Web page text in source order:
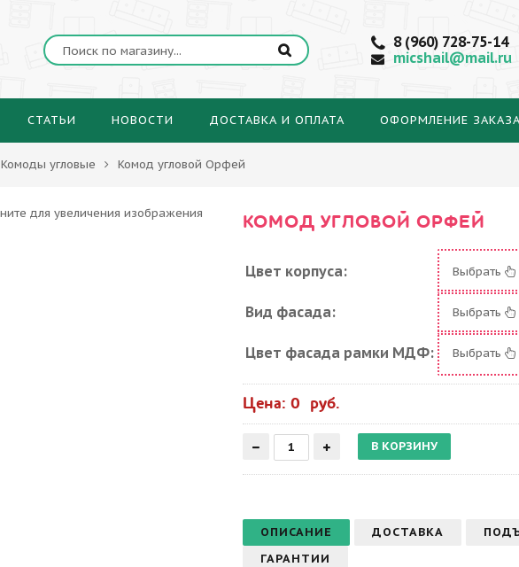
8 (960) 728-75-14
micshail@mail.ru
СТАТЬИ НОВОСТИ ДОСТАВКА И ОПЛАТА ОФОРМЛЕНИЕ ЗАКАЗА
Комоды угловые Комод угловой Орфей
КОМОД УГЛОВОЙ ОРФЕЙ
Цвет корпуса: Выбрать
Вид фасада: Выбрать
Цвет фасада рамки МДФ: Выбрать
Цена: 0 руб.
ОПИСАНИЕ ДОСТАВКА
ГАРАНТИИ